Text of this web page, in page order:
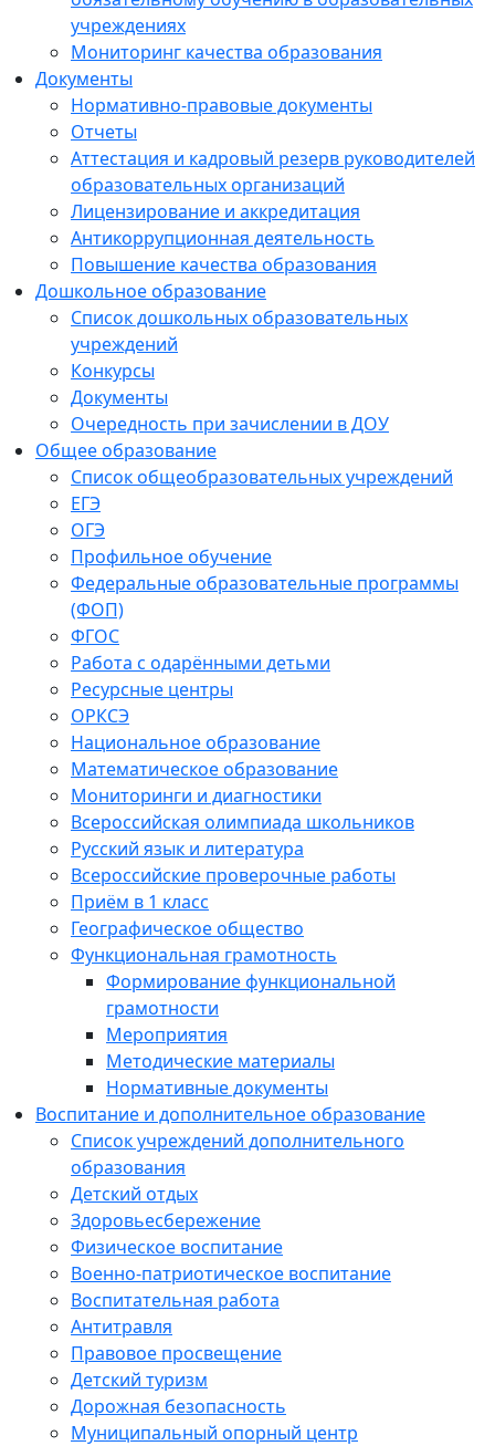
учреждениях
Мониторинг качества образования
Документы
Нормативно-правовые документы
Отчеты
Аттестация и кадровый резерв руководителей
образовательных организаций
Лицензирование и аккредитация
Антикоррупционная деятельность
Повышение качества образования
Дошкольное образование
Список дошкольных образовательных
учреждений
Конкурсы
Документы
Очередность при зачислении в ДОУ
Общее образование
Список общеобразовательных учреждений
ЕГЭ
ОГЭ
Профильное обучение
Федеральные образовательные программы
(ФОП)
ФГОС
Работа с одарёнными детьми
Ресурсные центры
ОРКСЭ
Национальное образование
Математическое образование
Мониторинги и диагностики
Всероссийская олимпиада школьников
Русский язык и литература
Всероссийские проверочные работы
Приём в 1 класс
Географическое общество
Функциональная грамотность
Формирование функциональной
грамотности
Мероприятия
Методические материалы
Нормативные документы
Воспитание и дополнительное образование
Список учреждений дополнительного
образования
Детский отдых
Здоровьесбережение
Физическое воспитание
Военно-патриотическое воспитание
Воспитательная работа
Антитравля
Правовое просвещение
Детский туризм
Дорожная безопасность
Муниципальный опорный центр